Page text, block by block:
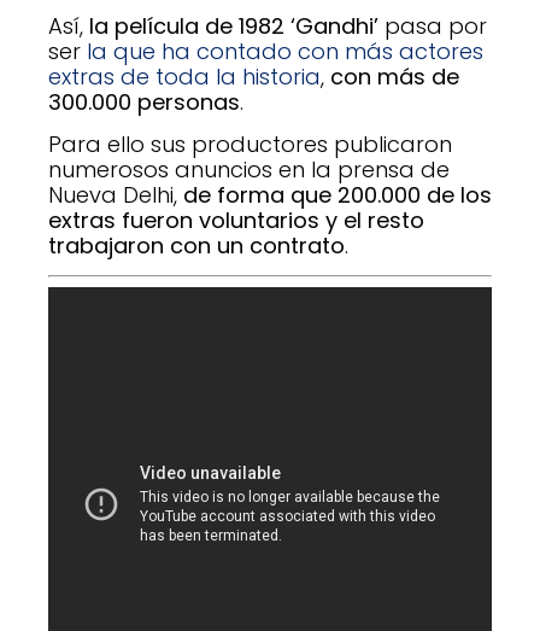
Así, la película de 1982 ‘Gandhi’ pasa por
ser la que ha contado con más actores
extras de toda la historia, con más de
300.000 personas.
Para ello sus productores publicaron
numerosos anuncios en la prensa de
Nueva Delhi, de forma que 200.000 de los
extras fueron voluntarios y el resto
trabajaron con un contrato.